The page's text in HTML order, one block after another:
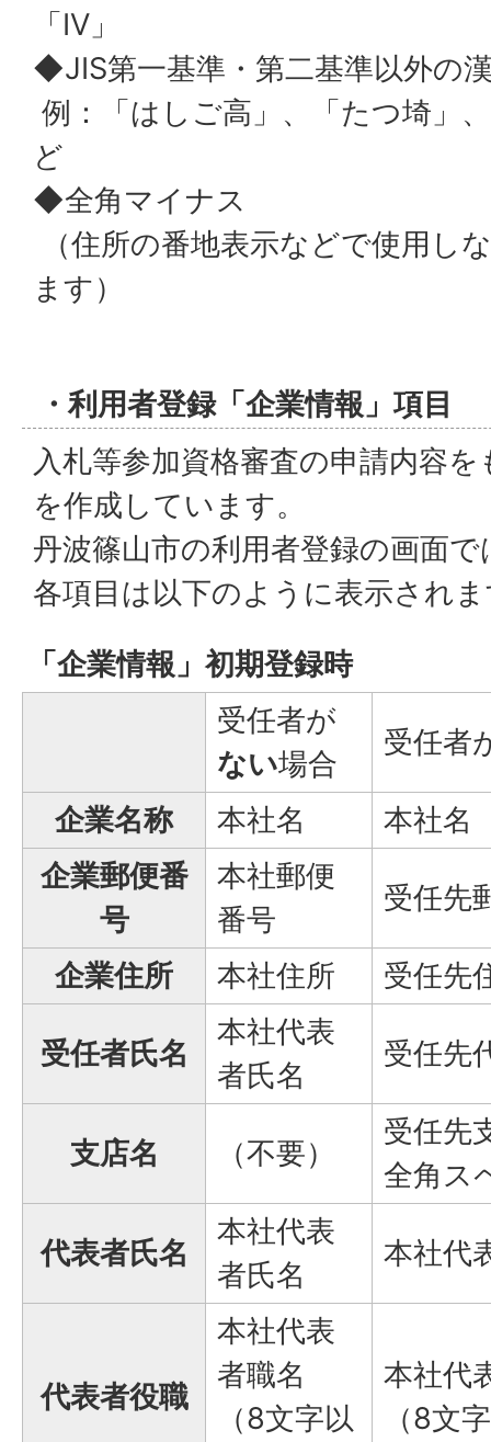
「IV」
◆JIS第一基準・第二基準以外の
例：「はしご高」、「たつ埼」
ど
◆全角マイナス
（住所の番地表示などで使用し
ます）
・利用者登録「企業情報」項目
入札等参加資格審査の申請内容
を作成しています。
丹波篠山市の利用者登録の画面
各項目は以下のように表示され
「企業情報」初期登録時
受任者が
ない場合
受任者
企業名称 本社名
本社名
企業郵便番
号
本社郵便
番号
受任先
企業住所 本社住所 受任先
受任者氏名
本社代表
者氏名
受任先
支店名 （不要）
受任先
全角ス
代表者氏名
本社代表
者氏名
本社代
代表者役職
本社代表
者職名
（8文字以
本社代
（8文